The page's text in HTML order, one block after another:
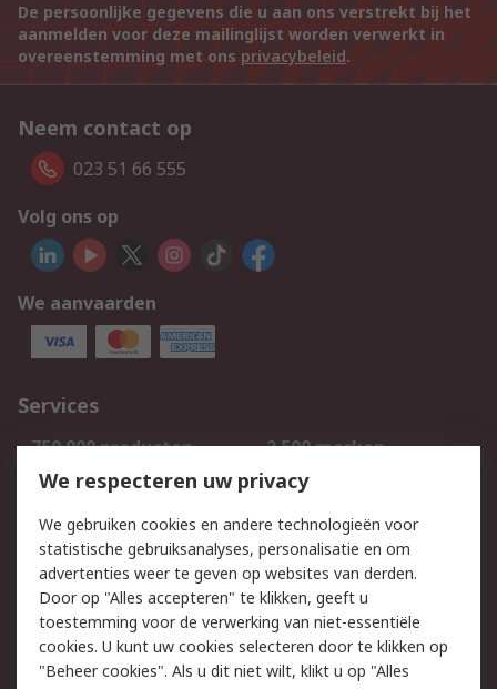
De persoonlijke gegevens die u aan ons verstrekt bij het
aanmelden voor deze mailinglijst worden verwerkt in
overeenstemming met ons privacybeleid.
Neem contact op
023 51 66 555
Volg ons op
We aanvaarden
Services
750.000 producten
2.500 merken
Bestellen
Inkoopoplossingen
Track & Trace
Wettelijk
Cookiebeleid
Email veiligheid
Privacybeleid
Websitevoorwaarden
We respecteren uw privacy
We gebruiken cookies en andere technologieën voor
statistische gebruiksanalyses, personalisatie en om
advertenties weer te geven op websites van derden.
Door op "Alles accepteren" te klikken, geeft u
toestemming voor de verwerking van niet-essentiële
cookies. U kunt uw cookies selecteren door te klikken op
"Beheer cookies". Als u dit niet wilt, klikt u op "Alles